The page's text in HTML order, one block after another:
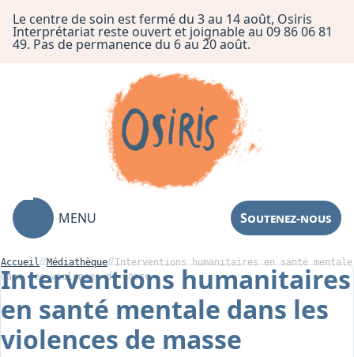
Le centre de soin est fermé du 3 au 14 août, Osiris
Interprétariat reste ouvert et joignable au 09 86 06 81
49. Pas de permanence du 6 au 20 août.
MENU Soutenez-nous
Association
Centre de Soin
Accueil Médiathèque
Interventions humanitaires en santé mentale
dans les violences de masse
Interventions humanitaires
en santé mentale dans les
violences de masse